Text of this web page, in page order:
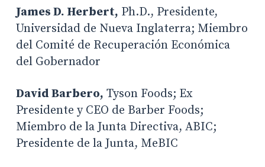
James D. Herbert, Ph.D., Presidente,
Universidad de Nueva Inglaterra; Miembro
del Comité de Recuperación Económica
del Gobernador
David Barbero, Tyson Foods; Ex
Presidente y CEO de Barber Foods;
Miembro de la Junta Directiva, ABIC;
Presidente de la Junta, MeBIC